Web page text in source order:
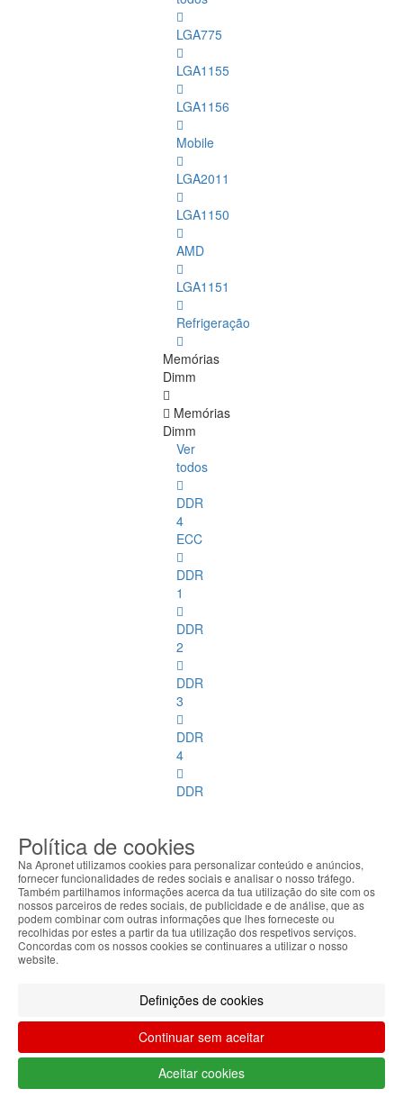
LGA775
LGA1155
LGA1156
Mobile
LGA2011
LGA1150
AMD
LGA1151
Refrigeração
Memórias
Dimm
Memórias
Dimm
Ver
todos
DDR
4
ECC
DDR
1
DDR
2
DDR
3
DDR
4
DDR
DDR
3
ECC
Memórias
SoDimm
SoDimm
Ver
todos
DDR1
Política de cookies
Na Apronet utilizamos cookies para personalizar conteúdo e anúncios,
fornecer funcionalidades de redes sociais e analisar o nosso tráfego.
Também partilhamos informações acerca da tua utilização do site com os
nossos parceiros de redes sociais, de publicidade e de análise, que as
podem combinar com outras informações que lhes forneceste ou
recolhidas por estes a partir da tua utilização dos respetivos serviços.
Concordas com os nossos cookies se continuares a utilizar o nosso
website.
Definições de cookies
Continuar sem aceitar
Aceitar cookies